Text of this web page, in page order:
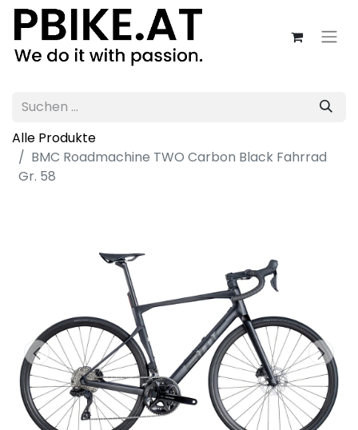
Alle Produkte
BMC Roadmachine TWO Carbon Black Fahrrad
Gr. 58